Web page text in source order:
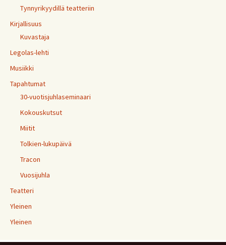
Tynnyrikyydillä teatteriin
Kirjallisuus
Kuvastaja
Legolas-lehti
Musiikki
Tapahtumat
30-vuotisjuhlaseminaari
Kokouskutsut
Miitit
Tolkien-lukupäivä
Tracon
Vuosijuhla
Teatteri
Yleinen
Yleinen